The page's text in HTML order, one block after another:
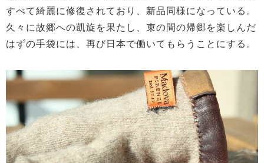
すべて綺麗に修復されており、新品同様になっている。
久々に故郷への凱旋を果たし、束の間の帰郷を楽しんだ
はずの手袋には、再び日本で働いてもらうことにする。